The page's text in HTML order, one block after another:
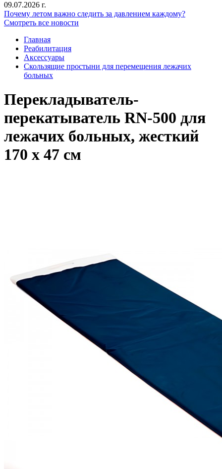
09.07.2026 г.
Почему летом важно следить за давлением каждому?
Смотреть все новости
Главная
Реабилитация
Аксессуары
Скользящие простыни для перемещения лежачих
больных
Перекладыватель-
перекатыватель RN-500 для
лежачих больных, жесткий
170 х 47 см